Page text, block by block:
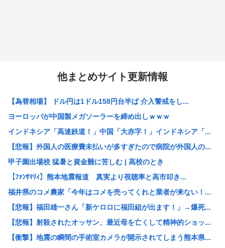
他まとめサイト更新情報
【為替相場】 ドル円は1ドル158円台半ば 介入警戒をし...
ヨーロッパが中国製メガソーラーを締め出しｗｗｗ
インドネシア「高速鉄道！」中国「大赤字！」インドネシア「...
【悲報】外国人の医療費未払いが多すぎたので病院が外国人の...
甲子園出場校 猛暑と資金難に苦しむ | 高校のとき
【ﾌｧﾝｻﾏﾘｨ】熊本地震報道 真実より視聴率と高市叩き...
福井県のコメ農家「今年はコメを売ってくれと業者が来ない！...
【悲報】福田雄一さん「新ケロロに福田組が出ます！」→爆死...
【悲報】射殺されたオッサン、最近母を亡くして精神的ショッ...
【衝撃】地震の瞬間の手術室カメラが開示されてしまう熊本県...